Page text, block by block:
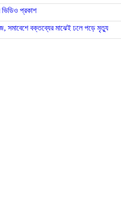
ভিডিও প্রকাশ
সমাবেশে বক্তব্যের মাঝেই ঢলে পড়ে মৃত্যু